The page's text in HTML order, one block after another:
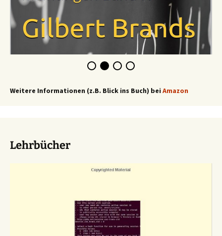
Weitere Informationen (z.B. Blick ins Buch) bei Amazon
Lehrbücher